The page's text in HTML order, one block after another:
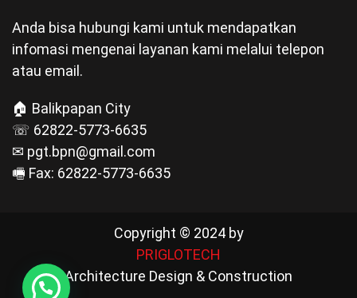
Anda bisa hubungi kami untuk mendapatkan
infomasi mengenai layanan kami melalui telepon
atau email.
🏠 Balikpapan City
☏ 62822-5773-6635
✉ pgt.bpn@gmail.com
🖷 Fax: 62822-5773-6635
Copyright © 2024 by
PRIGLOTECH
Architecture Design & Construction